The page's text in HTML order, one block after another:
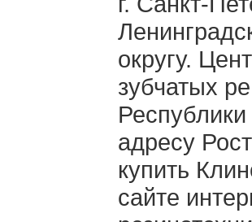
округу.
зубчатых
адресу
купить
сайте